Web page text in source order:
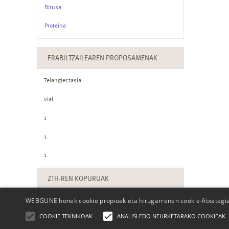
Birusa
Proteina
ERABILTZAILEAREN PROPOSAMENAK
Telangiectasia
vial
1
1
1
ZTH-REN KOPURUAK
WEBGUNE honek cookie propioak eta hirugarrenen cookie-
COOKIE TEKNIKOAK ANALISI EDO NEURKETARAKO COOKIEAK